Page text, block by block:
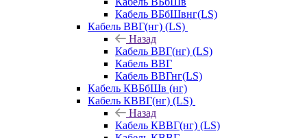
Кабель ВБбШвнг(LS)
Кабель ВВГ(нг) (LS)
Назад
Кабель ВВГ(нг) (LS)
Кабель ВВГ
Кабель ВВГнг(LS)
Кабель КВБбШв (нг)
Кабель КВВГ(нг) (LS)
Назад
Кабель КВВГ(нг) (LS)